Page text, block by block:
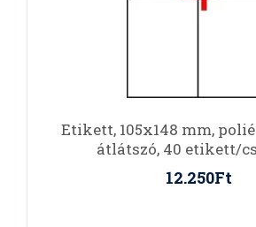
Etikett, 105x148 mm,
átlátszó, 40 etikett/
12.250Ft